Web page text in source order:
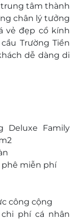
trung tâm thành
chân lý tưởng
vẻ đẹp cổ kính
Trường Tiền
dễ dàng di
nổi tiếng.
phòng nghỉ với
trang bị nội
đặc biệt 100%
sông Hương,
tuyệt vời.
phục vụ các
trung tâm tổ
lớn, phòng
mọi nhu cầu
đáo luôn sẵn
lượng tốt nhất.
Deluxe Family
phê miễn phí
công cộng
phí cá nhân